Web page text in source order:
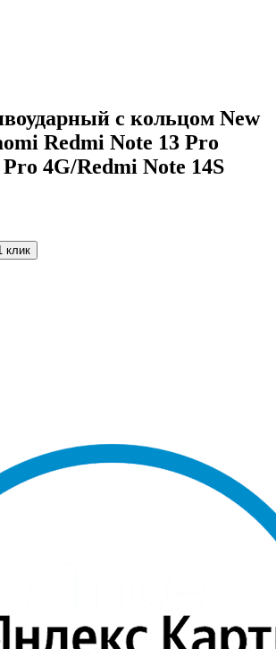
с кольцом New
Redmi Note 13 Pro
4G/Redmi Note 14S
клик